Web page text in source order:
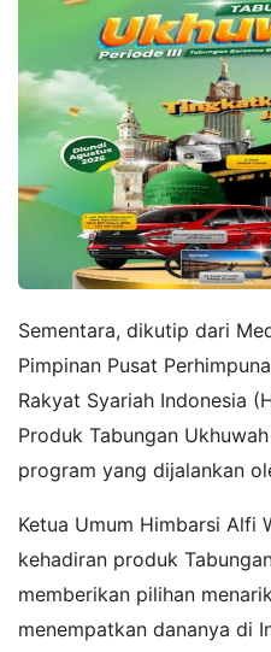
Sementara, dikutip dari
Pimpinan Pusat
Rakyat Syariah Indonesia
Produk Tabungan
program yang dijalankan
Ketua Umum Himbarsi Alfi
kehadiran produk
memberikan pilihan
menempatkan dananya di